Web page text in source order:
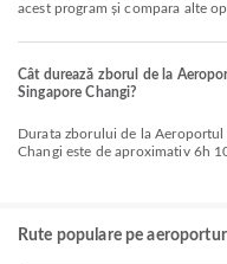
acest program și compara alte
Cât durează zborul de la
Singapore Changi?
Durata zborului de la Aeroportul Internațional Beijing la Aeroportul Singapore
Changi este de aproximativ 6h
Rute populare pe